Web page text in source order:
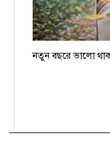
নতুন বছরে ভালো